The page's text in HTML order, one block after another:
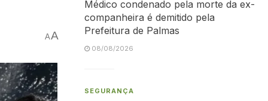
AA
Médico condenado pela morte da ex-
companheira é demitido pela
Prefeitura de Palmas
08/08/2026
SEGURANÇA